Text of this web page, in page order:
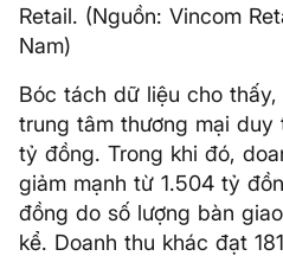
Retail. (Nguồn: Vincom
Nam)
Bóc tách dữ liệu cho
trung tâm thương mại
tỷ đồng. Trong khi đó,
giảm mạnh từ 1.504 tỷ
đồng do số lượng bàn
kể. Doanh thu khác đạt